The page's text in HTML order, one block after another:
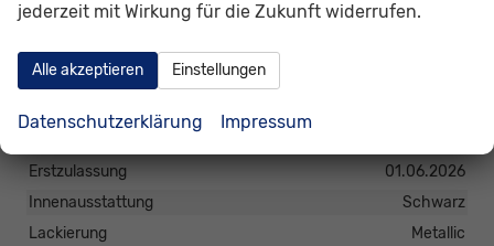
Antriebsart
Erstzulassung
01.06.2026
Innenausstattung
Schwarz
Lackierung
Metallic
jederzeit mit Wirkung für die Zukunft widerrufen.
Alle akzeptieren Einstellungen
Datenschutzerklärung Impressum